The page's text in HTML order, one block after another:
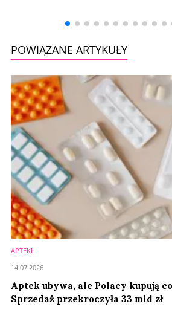
POWIĄZANE ARTYKUŁY
APTEKI
Aptek ubywa, ale Polacy kupują
Sprzedaż przekroczyła 33 mld zł
14.07.2026